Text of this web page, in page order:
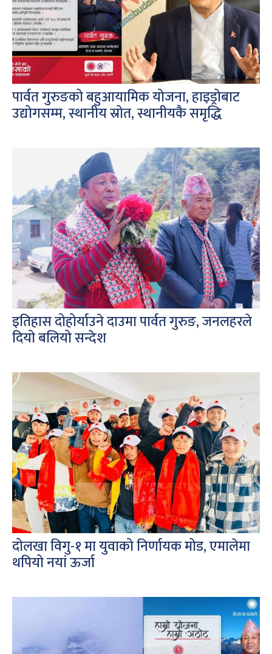
पार्वत गुरुङको बहुआयामिक योजना, हाइड्रोबाट
उद्योगसम्म, स्थानीय स्रोत, स्थानीयकै समृद्धि
इतिहास दोहोर्याउने दाउमा पार्वत गुरुङ, जनलहरले
दियो बलियो सन्देश
दोलखा विगु-१ मा युवाको निर्णायक मोड, एमालेमा
थपियो नयां ऊर्जा